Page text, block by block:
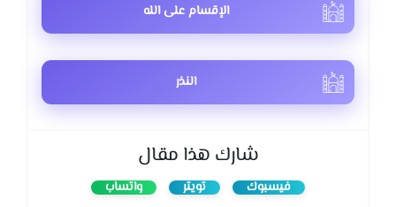
الإقسام على الله
النذر
شارك هذا مقال
فيسبوك تويتر واتساب